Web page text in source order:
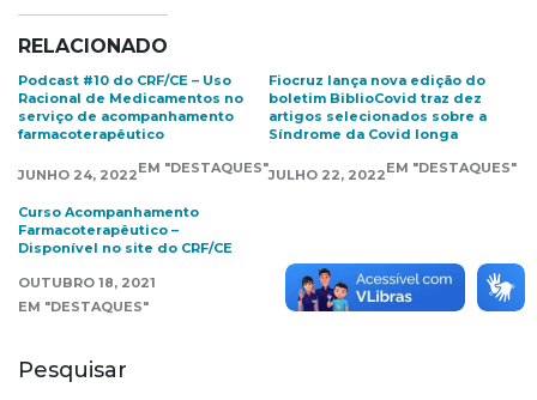
RELACIONADO
Podcast #10 do CRF/CE – Uso
Racional de Medicamentos no
serviço de acompanhamento
farmacoterapêutico
JUNHO 24, 2022EM "DESTAQUES"
Fiocruz lança nova edição do
boletim BiblioCovid traz dez
artigos selecionados sobre a
Síndrome da Covid longa
JULHO 22, 2022EM "DESTAQUES"
Curso Acompanhamento
Farmacoterapêutico –
Disponível no site do CRF/CE
OUTUBRO 18, 2021
EM "DESTAQUES"
Pesquisar